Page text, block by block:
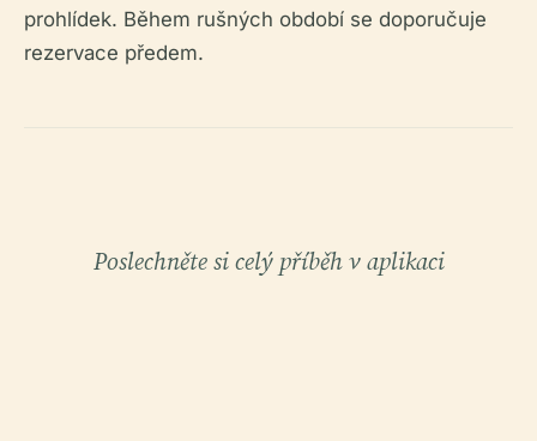
prohlídek. Během rušných období se doporučuje
rezervace předem.
Poslechněte si celý příběh v aplikaci